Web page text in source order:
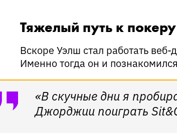
Тяжелый путь к покеру
Вскоре Уэлш стал работать
Именно тогда он и
«В скучные дни я
Джорджии поиграть